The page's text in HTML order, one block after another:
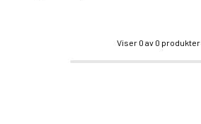
Viser 0 av 0 produkter